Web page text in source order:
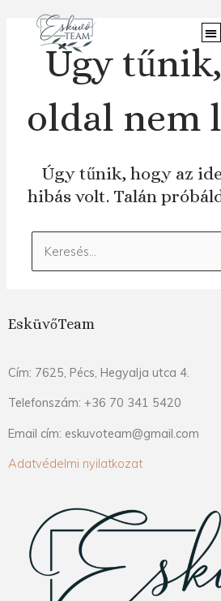
tartalomraÚgy
oldal nem
Úgy tűnik, hogy az
hibás volt. Talán
Keresés:
EsküvőTeam
Cím: 7625, Pécs, Hegyalja utca 4.
Telefonszám: +36 70 341 5420
Email cím: eskuvoteam@gmail.com
Adatvédelmi nyilatkozat